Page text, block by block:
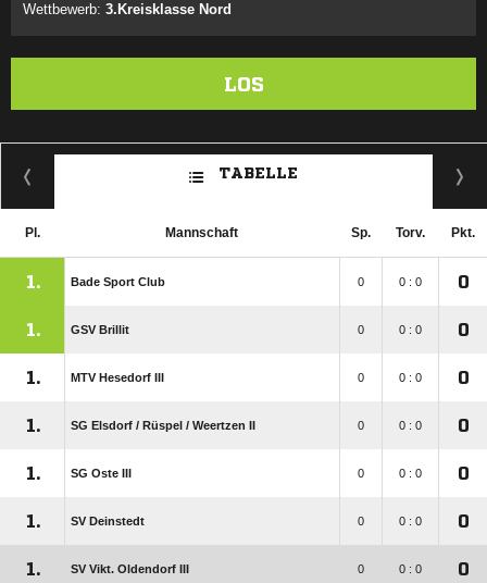
Wettbewerb: 3.Kreisklasse Nord
LOS
TABELLE
Pl. Mannschaft Sp. Torv. Pkt.
1. Bade Sport Club 0 0 : 0 0
1. GSV Brillit 0 0 : 0 0
1. MTV Hesedorf III 0 0 : 0 0
1. SG Elsdorf /​ Rüspel /​ Weertzen II 0 0 : 0 0
1. SG Oste III 0 0 : 0 0
1. SV Deinstedt 0 0 : 0 0
1. SV Vikt. Oldendorf III 0 0 : 0 0